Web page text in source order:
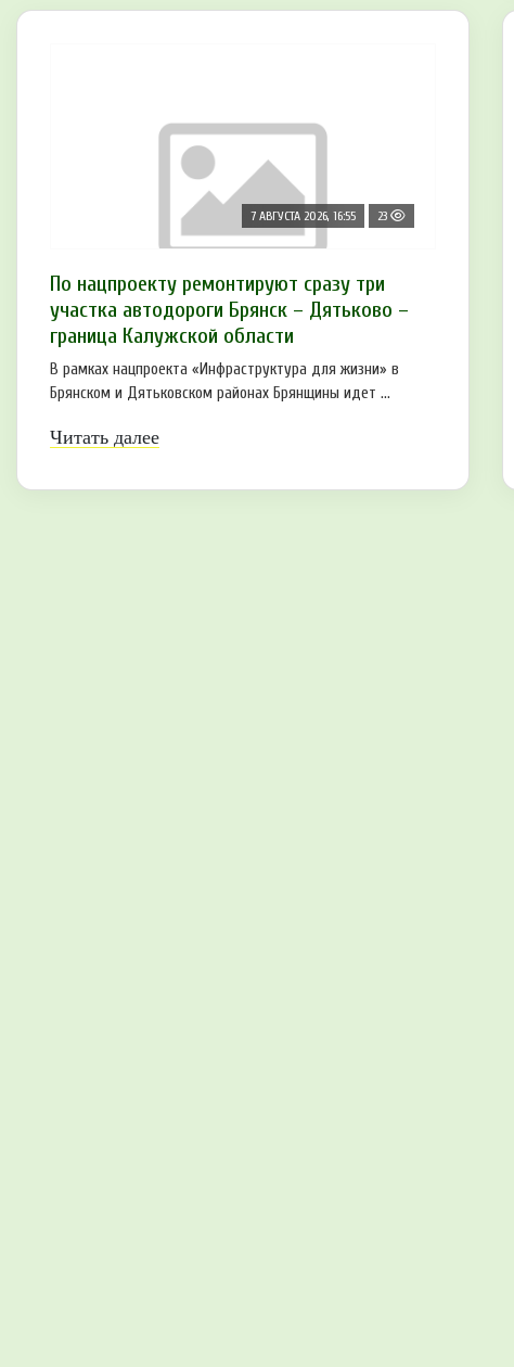
7 АВГУСТА 2026, 16:55 23
По нацпроекту ремонтируют сразу три
участка автодороги Брянск – Дятьково –
граница Калужской области
В рамках нацпроекта «Инфраструктура для жизни» в
Брянском и Дятьковском районах Брянщины идет ...
Читать далее